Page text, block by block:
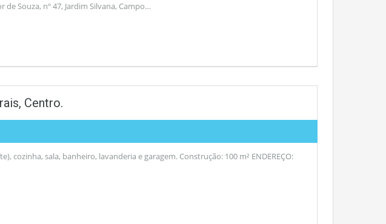
de Souza, nº 47, Jardim Silvana, Campo…
Centro.
cozinha, sala, banheiro, lavanderia e garagem. Construção: 100 m² ENDEREÇO: